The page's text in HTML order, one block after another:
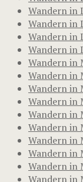
Wandern in
Wandern in
Wandern in
Wandern in
Wandern in
Wandern in
Wandern in
Wandern in
Wandern in
Wandern in
Wandern in
Wandern in
Wandern in
Wandern in